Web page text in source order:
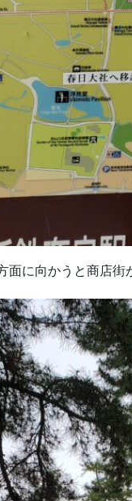
面に向かうと商店街